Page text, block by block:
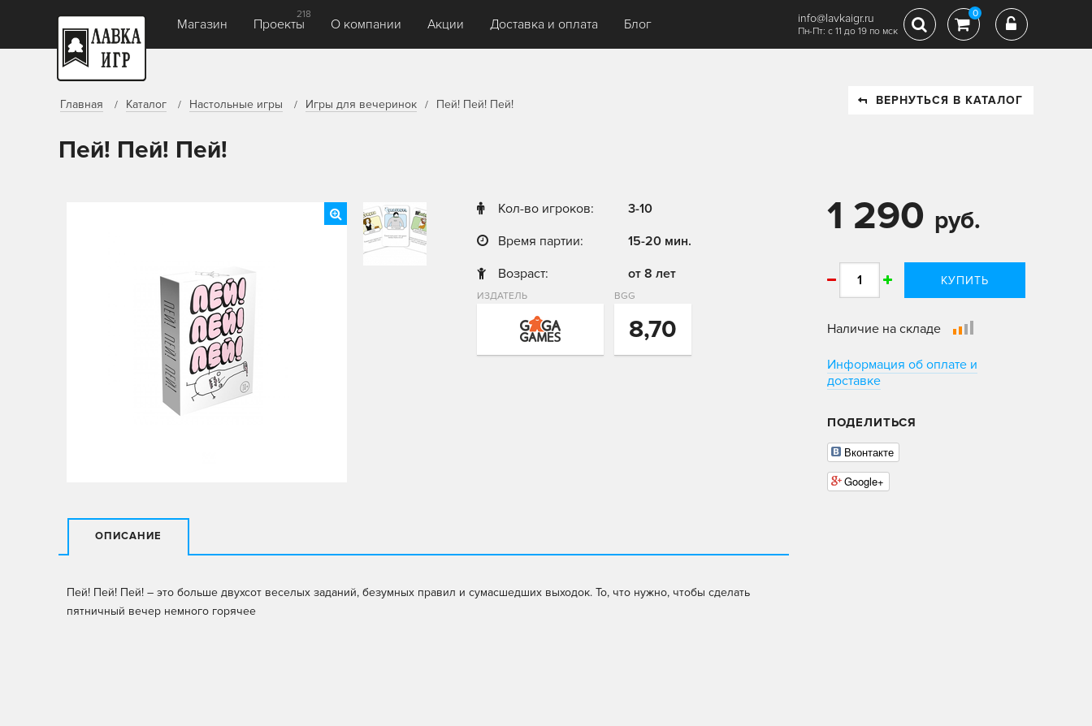
Магазин Проекты
218
О компании Акции Доставка и оплата Блог info@lavkaigr.ru
Пн-Пт: с 11 до 19 по мск
0
Главная Каталог Настольные игры Игры для вечеринок Пей! Пей! Пей! ВЕРНУТЬСЯ В КАТАЛОГ
Пей! Пей! Пей!
Кол-во игроков:
3-10
Время партии:
15-20 мин.
Возраст:
от 8 лет
ИЗДАТЕЛЬ BGG
8,70
ОПИСАНИЕ
Пей! Пей! Пей! – это больше двухсот веселых заданий, безумных правил и сумасшедших выходок. То, что нужно, чтобы сделать
пятничный вечер немного горячее
1 290 руб.
КУПИТЬ
Наличие на складе
Информация об оплате и
доставке
ПОДЕЛИТЬСЯ
Вконтакте
Google+